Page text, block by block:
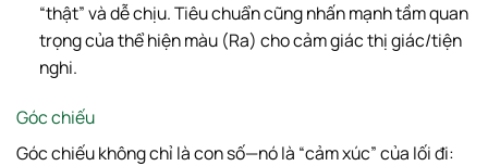
“thật” và dễ chịu. Tiêu chuẩn cũng nhấn mạnh tầm quan
trọng của thể hiện màu (Ra) cho cảm giác thị giác/tiện
nghi.
Góc chiếu
Góc chiếu không chỉ là con số—nó là “cảm xúc” của lối đi: